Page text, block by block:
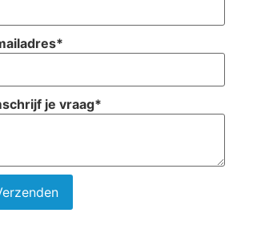
*
je vraag*